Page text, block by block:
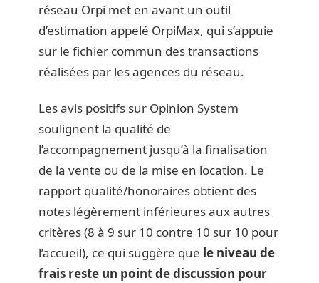
réseau Orpi met en avant un outil
d’estimation appelé OrpiMax, qui s’appuie
sur le fichier commun des transactions
réalisées par les agences du réseau.
Les avis positifs sur Opinion System
soulignent la qualité de
l’accompagnement jusqu’à la finalisation
de la vente ou de la mise en location. Le
rapport qualité/honoraires obtient des
notes légèrement inférieures aux autres
critères (8 à 9 sur 10 contre 10 sur 10 pour
l’accueil), ce qui suggère que le niveau de
frais reste un point de discussion pour